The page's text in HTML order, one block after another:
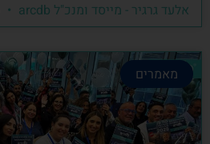
אלעד גרגיר - מייסד ומנכ"ל arcdb
מאמרים